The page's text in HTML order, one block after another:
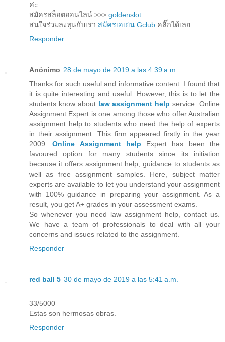
ค่ะ
สมัครสล็อตออนไลน์ >>> goldenslot
สนใจร่วมลงทุนกับเรา สมัครเอเย่น Gclub คลิ๊กได้เลย
Responder
Anónimo 28 de mayo de 2019 a las 4:39 a.m.
Thanks for such useful and informative content. I found that
it is quite interesting and useful. However, this is to let the
students know about law assignment help service. Online
Assignment Expert is one among those who offer Australian
assignment help to students who need the help of experts
in their assignment. This firm appeared firstly in the year
2009.Online Assignment help Expert has been the
favoured option for many students since its initiation
because it offers assignment help, guidance to students as
well as free assignment samples. Here, subject matter
experts are available to let you understand your assignment
with 100% guidance in preparing your assignment. As a
result, you get A+ grades in your assessment exams.
So whenever you need law assignment help, contact us.
We have a team of professionals to deal with all your
concerns and issues related to the assignment.
Responder
red ball 5 30 de mayo de 2019 a las 5:41 a.m.
33/5000
Estas son hermosas obras.
Responder